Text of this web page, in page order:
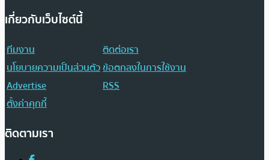
เกี่ยวกับเว็บไซต์นี้
ทีมงาน
ติดต่อเรา
นโยบายความเป็นส่วนตัวข้อตกลงในการใช้งาน
Advertise
RSS
ตั้งค่าคุกกี้
ติดตามเรา